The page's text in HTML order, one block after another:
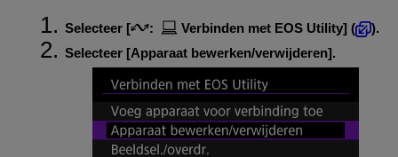
Selecteer [ : Verbinden met EOS Utility] (
).
Selecteer [Apparaat bewerken/verwijderen].